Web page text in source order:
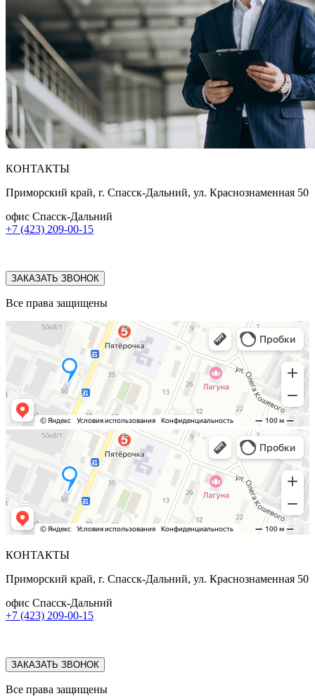
КОНТАКТЫ
Приморский край, г. Спасск-Дальний, ул. Краснознаменная 50
офис Спасск-Дальний
+7 (423) 209-00-15
ЗАКАЗАТЬ ЗВОНОК
Все права защищены
КОНТАКТЫ
Приморский край, г. Спасск-Дальний, ул. Краснознаменная 50
офис Спасск-Дальний
+7 (423) 209-00-15
ЗАКАЗАТЬ ЗВОНОК
Все права защищены